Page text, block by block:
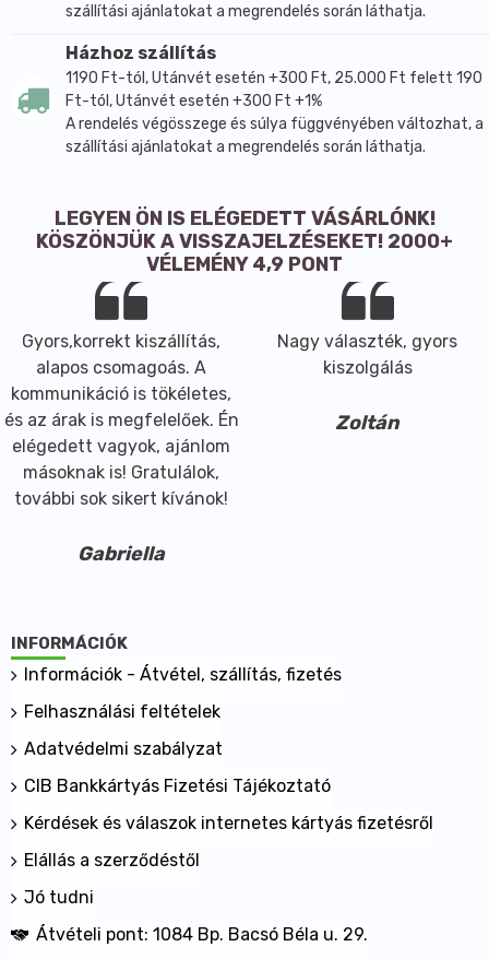
szállítási ajánlatokat a megrendelés során láthatja.
Házhoz szállítás
1190 Ft-tól, Utánvét esetén +300 Ft, 25.000 Ft felett 190
Ft-tól, Utánvét esetén +300 Ft +1%
A rendelés végösszege és súlya függvényében változhat, a
szállítási ajánlatokat a megrendelés során láthatja.
LEGYEN ÖN IS ELÉGEDETT VÁSÁRLÓNK!
KÖSZÖNJÜK A VISSZAJELZÉSEKET! 2000+
VÉLEMÉNY 4,9 PONT
Gyors,korrekt kiszállítás,
alapos csomagoás. A
kommunikáció is tökéletes,
és az árak is megfelelőek. Én
elégedett vagyok, ajánlom
másoknak is! Gratulálok,
további sok sikert kívánok!
Gabriella
Nagy választék, gyors
kiszolgálás
Zoltán
INFORMÁCIÓK
Információk - Átvétel, szállítás, fizetés
Felhasználási feltételek
Adatvédelmi szabályzat
CIB Bankkártyás Fizetési Tájékoztató
Kérdések és válaszok internetes kártyás fizetésről
Elállás a szerződéstől
Jó tudni
Átvételi pont: 1084 Bp. Bacsó Béla u. 29.